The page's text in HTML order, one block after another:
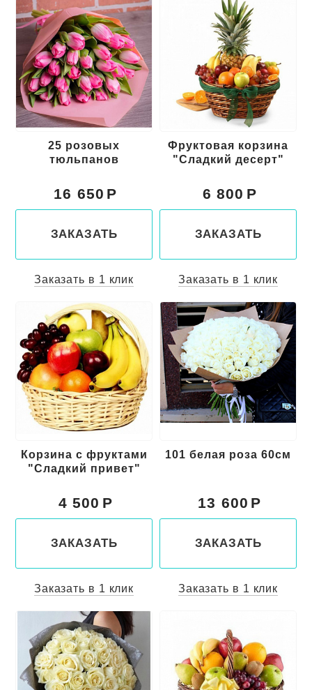
25 розовых
тюльпанов
16 650
ЗАКАЗАТЬ
Заказать в 1 клик
Фруктовая корзина
"Сладкий десерт"
6 800
ЗАКАЗАТЬ
Заказать в 1 клик
Корзина с фруктами
"Сладкий привет"
4 500
ЗАКАЗАТЬ
Заказать в 1 клик
101 белая роза 60см
13 600
ЗАКАЗАТЬ
Заказать в 1 клик